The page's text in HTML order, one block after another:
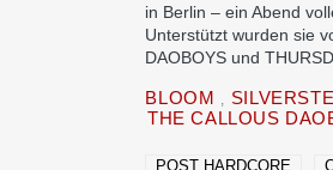
in Berlin – ein Abend
Unterstützt wurden sie
DAOBOYS und
BLOOM
THE CALLOUS
POST HARDCORE